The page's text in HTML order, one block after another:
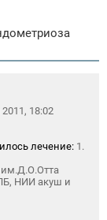
18:02
лечение: 1.
НИИ акуш и